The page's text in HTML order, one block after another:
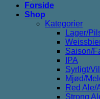
Forside
Shop
Kategorier
Lager/
Saison/
IPA
Syrligt/
Mjød/
Red Ale/
Strong